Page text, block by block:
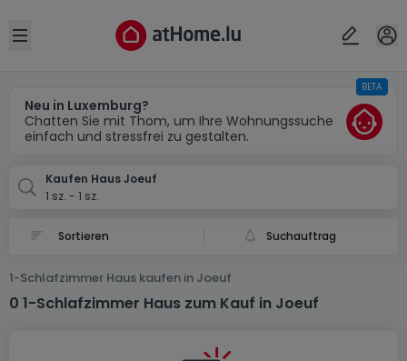
Open sidebar
Neu in Luxemburg?
Chatten Sie mit Thom, um Ihre Wohnungssuche
einfach und stressfrei zu gestalten.
BETA
Kaufen Haus Joeuf
1 sz. - 1 sz.
Suchauftrag
1-Schlafzimmer Haus kaufen in Joeuf
0 1-Schlafzimmer Haus zum Kauf in Joeuf
Ort
Abbrechen ok